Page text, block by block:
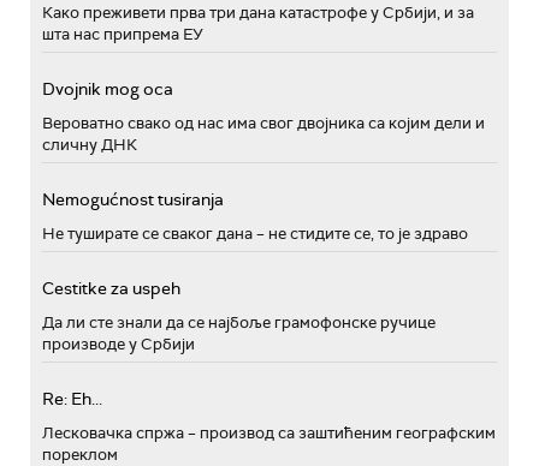
Како преживети прва три дана катастрофе у Србији, и за
шта нас припрема ЕУ
Dvojnik mog oca
Вероватно свако од нас има свог двојника са којим дели и
сличну ДНК
Nemogućnost tusiranja
Не туширате се сваког дана – не стидите се, то је здраво
Cestitke za uspeh
Да ли сте знали да се најбоље грамофонске ручице
производе у Србији
Re: Eh...
Лесковачка спржа – производ са заштићеним географским
пореклом